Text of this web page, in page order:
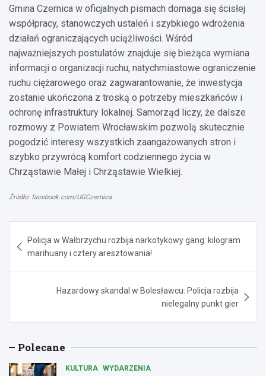
Gmina Czernica w oficjalnych pismach domaga się ścisłej
współpracy, stanowczych ustaleń i szybkiego wdrożenia
działań ograniczających uciążliwości. Wśród
najważniejszych postulatów znajduje się bieżąca wymiana
informacji o organizacji ruchu, natychmiastowe ograniczenie
ruchu ciężarowego oraz zagwarantowanie, że inwestycja
zostanie ukończona z troską o potrzeby mieszkańców i
ochronę infrastruktury lokalnej. Samorząd liczy, że dalsze
rozmowy z Powiatem Wrocławskim pozwolą skutecznie
pogodzić interesy wszystkich zaangażowanych stron i
szybko przywrócą komfort codziennego życia w
Chrząstawie Małej i Chrząstawie Wielkiej.
Źródło: facebook.com/UGCzernica
wpisu
Policja w Wałbrzychu rozbija narkotykowy gang: kilogram
marihuany i cztery aresztowania!
Hazardowy skandal w Bolesławcu: Policja rozbija
nielegalny punkt gier
Polecane
KULTURA WYDARZENIA